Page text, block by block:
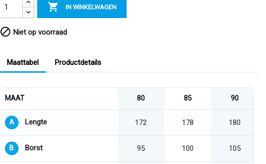
 IN WINKELWAGEN
 Niet op voorraad
Maattabel Productdetails
MAAT 80 85 90
A Lengte 172 178 180
B Borst 95 100 105